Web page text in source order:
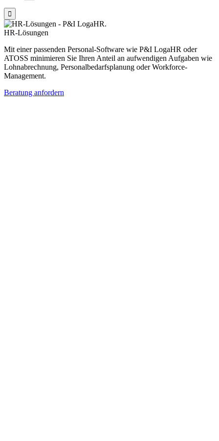

HR-Lösungen
Mit einer passenden Personal-Software wie P&I LogaHR oder
ATOSS minimieren Sie Ihren Anteil an aufwendigen Aufgaben wie
Lohnabrechnung, Personalbedarfsplanung oder Workforce-
Management.
Beratung anfordern